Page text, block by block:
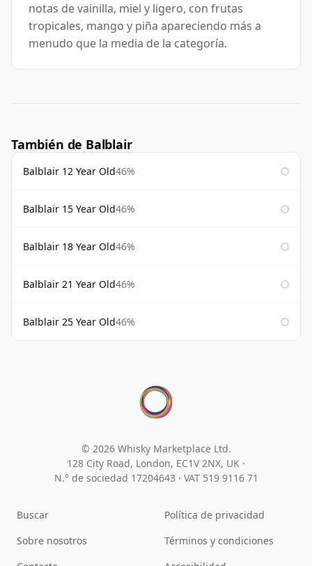
notas de vainilla, miel y ligero, con frutas
tropicales, mango y piña apareciendo más a
menudo que la media de la categoría.
También de Balblair
Balblair 12 Year Old46%
Balblair 15 Year Old46%
Balblair 18 Year Old46%
Balblair 21 Year Old46%
Balblair 25 Year Old46%
© 2026 Whisky Marketplace Ltd.
128 City Road, London, EC1V 2NX, UK ·
N.° de sociedad 17204643 · VAT 519 9116 71
Buscar
Sobre nosotros
Política de privacidad
Términos y condiciones